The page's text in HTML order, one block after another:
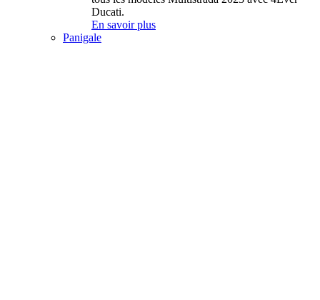
Ducati.
En savoir plus
Panigale